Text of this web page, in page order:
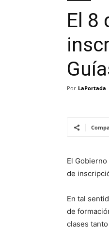
El 8
Por LaPortada
El
de
En tal
de
clases